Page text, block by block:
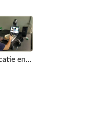
Educatie en training